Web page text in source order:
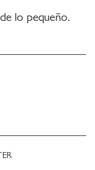
lo pequeño.